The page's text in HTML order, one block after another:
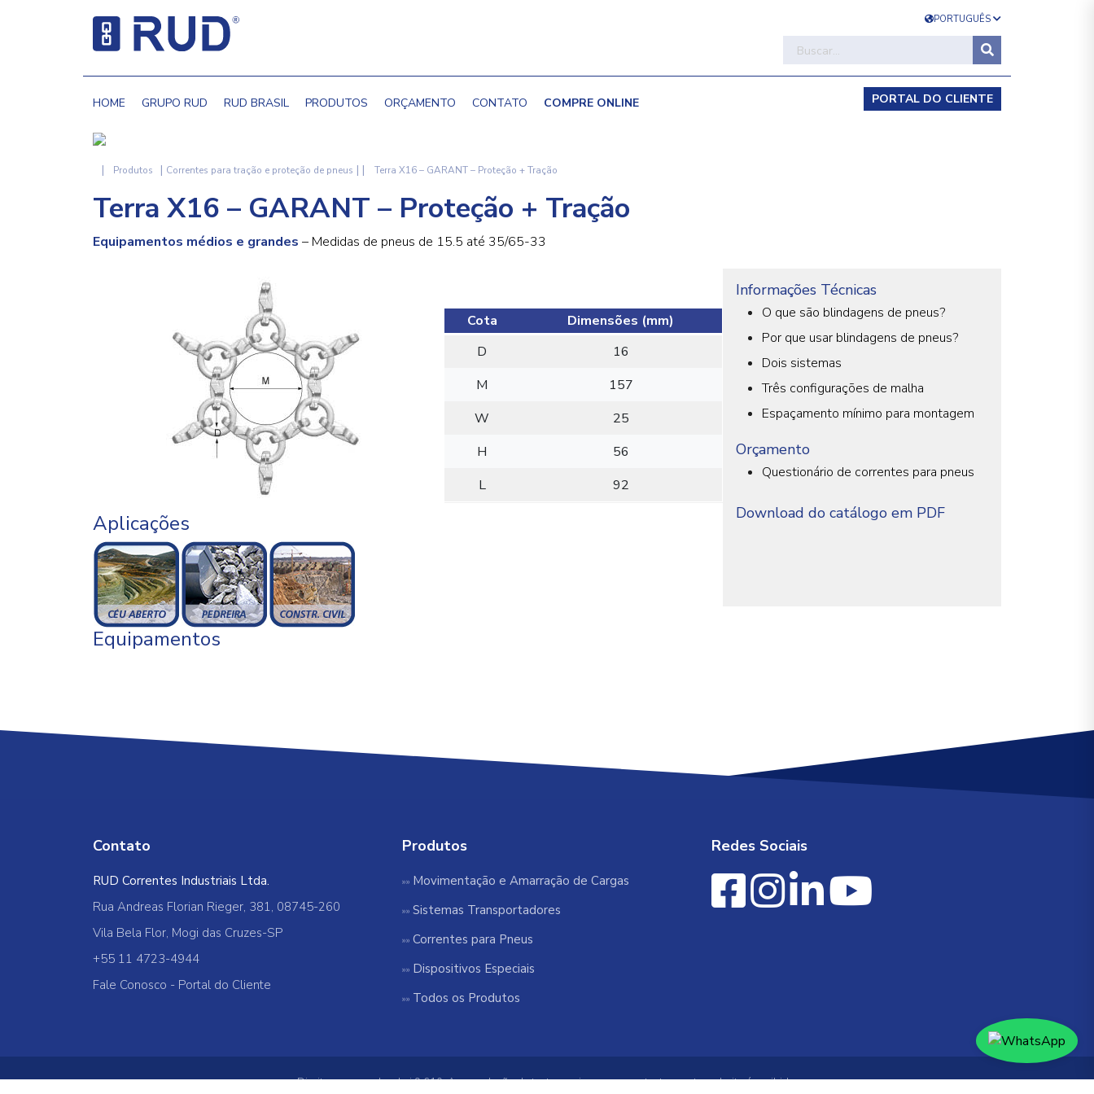
PORTUGUÊS
HOME GRUPO RUD RUD BRASIL PRODUTOS ORÇAMENTO CONTATO COMPRE ONLINE PORTAL DO CLIENTE
| Produtos | Correntes para tração e proteção de pneus | | Terra X16 – GARANT – Proteção + Tração
Terra X16 – GARANT – Proteção + Tração
Equipamentos médios e grandes – Medidas de pneus de 15.5 até 35/65-33
Aplicações
Equipamentos
Cota
Dimensões (mm)
D
16
M
157
W
25
H
56
L
92
Informações Técnicas
O que são blindagens de pneus?
Por que usar blindagens de pneus?
Dois sistemas
Três configurações de malha
Espaçamento mínimo para montagem
Orçamento
Questionário de correntes para pneus
Download do catálogo em PDF
Contato
RUD Correntes Industriais Ltda.
Rua Andreas Florian Rieger, 381, 08745-260
Vila Bela Flor, Mogi das Cruzes-SP
+55 11 4723-4944
Fale Conosco - Portal do Cliente
Produtos
Movimentação e Amarração de Cargas
Sistemas Transportadores
Correntes para Pneus
Dispositivos Especiais
Todos os Produtos
Redes Sociais
Direitos reservados. Lei 9.610. A reprodução de textos ou imagens constantes neste website é proibida.